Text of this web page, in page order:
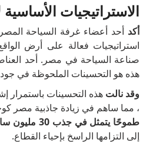
الاستراتيجيات
أكد أحد أعضاء غرفة السياحة
استراتيجيات فعالة على أرض
صناعة السياحة في مصر.أحد
هذه هو التحسينات الملحوظة في
وقد نالت هذه التحسينات باستمرار
، مما ساهم في زيادة جاذبية مصر
طموحًا يتمثل في جذب 30 مليون سائح بحلول عام 2028،
إلى التزامها الراسخ بإحياء القطاع.